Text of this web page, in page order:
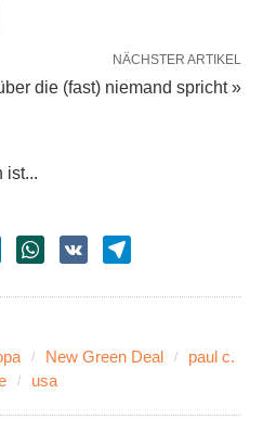
NÄCHSTER ARTIKEL
die (fast) niemand spricht »
ist...
New Green Deal
paul c.
usa